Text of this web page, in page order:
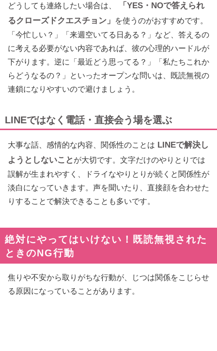
どうしても連絡したい場合は、
「YES・NOで答えられ
るクローズドクエスチョン」
を使うのがおすすめです。
「今忙しい？」「来週空いてる日ある？」など、答えるの
に考える必要がない内容であれば、彼の心理的ハードルが
下がります。逆に「最近どう思ってる？」「私たちこれか
らどうなるの？」といったオープンな問いは、既読無視の
連鎖になりやすいので避けましょう。
LINEではなく電話・直接会う場を選ぶ
大事な話、感情的な内容、関係性のことは LINEで解決し
ようとしないこと が大切です。文字だけのやりとりでは
誤解が生まれやすく、ドライなやりとりが続くと関係性が
淡白になっていきます。声を聞いたり、直接顔を合わせた
りすることで解決できることも多いです。
絶対にやってはいけない！既読無視された
ときのNG行動
焦りや不安から取りがちな行動が、じつは関係をこじらせ
る原因になっていることがあります。